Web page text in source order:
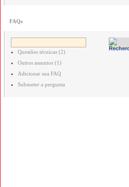
FAQs
Questões técnicas (2)
Outros assuntos (1)
Adicionar sua FAQ
Submeter a pergunta